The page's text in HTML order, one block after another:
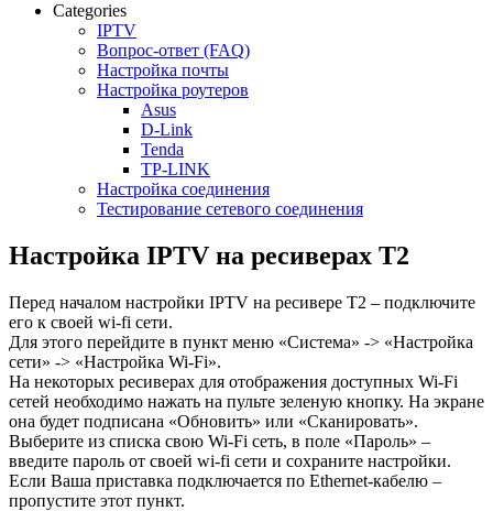
Categories
IPTV
Вопрос-ответ (FAQ)
Настройка почты
Настройка роутеров
Asus
D-Link
Tenda
TP-LINK
Настройка соединения
Тестирование сетевого соединения
Настройка IPTV на ресиверах T2
Перед началом настройки IPTV на ресивере T2 – подключите
его к своей wi-fi сети.
Для этого перейдите в пункт меню «Система» -> «Настройка
сети» -> «Настройка Wi-Fi».
На некоторых ресиверах для отображения доступных Wi-Fi
сетей необходимо нажать на пульте зеленую кнопку. На экране
она будет подписана «Обновить» или «Сканировать».
Выберите из списка свою Wi-Fi сеть, в поле «Пароль» –
введите пароль от своей wi-fi сети и сохраните настройки.
Если Ваша приставка подключается по Ethernet-кабелю –
пропустите этот пункт.